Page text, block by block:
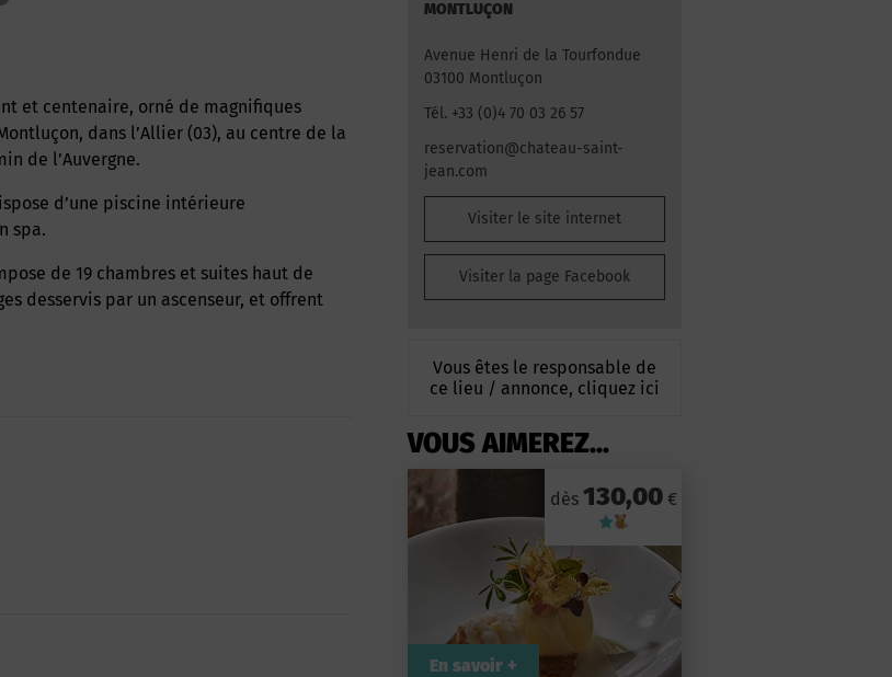
dans l’Allier (03), au centre de la
de l’Auvergne.
spa.
desservis par un ascenseur, et offrent
MONTLUÇON
Avenue Henri de la Tourfondue
03100 Montluçon
Tél. +33 (0)4 70 03 26 57
reservation@chateau-saint-
jean.com
Visiter le site internet
Visiter la page Facebook
Vous êtes le responsable de
ce lieu / annonce, cliquez ici
VOUS AIMEREZ...
dès 130,00€
En savoir +